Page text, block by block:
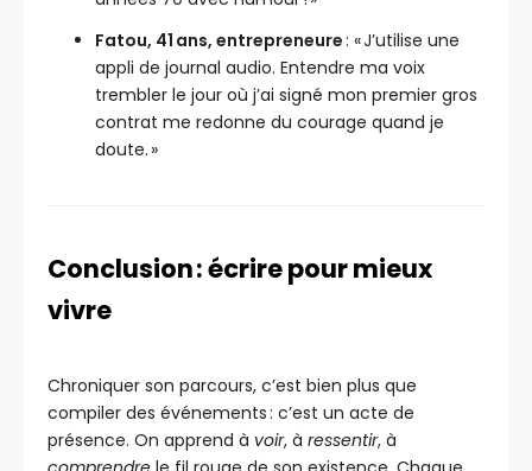
Fatou, 41 ans, entrepreneure: « J’utilise une
appli de journal audio. Entendre ma voix
trembler le jour où j’ai signé mon premier gros
contrat me redonne du courage quand je
doute. »
Conclusion : écrire pour mieux
vivre
Chroniquer son parcours, c’est bien plus que
compiler des événements : c’est un acte de
présence. On apprend à voir, à ressentir, à